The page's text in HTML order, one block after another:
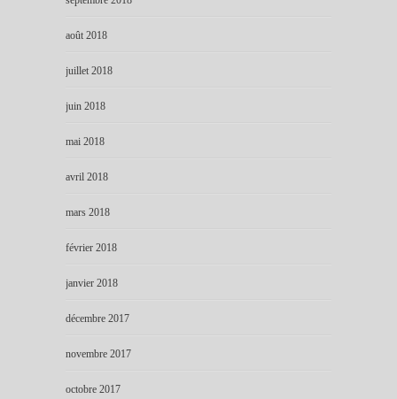
août 2018
juillet 2018
juin 2018
mai 2018
avril 2018
mars 2018
février 2018
janvier 2018
décembre 2017
novembre 2017
octobre 2017